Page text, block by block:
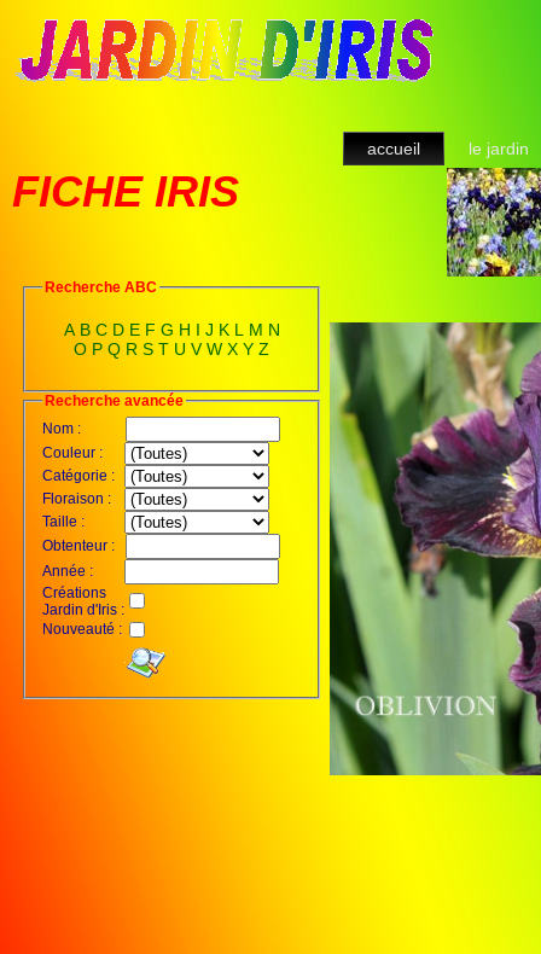
accueil le jardin
FICHE IRIS
Recherche ABC
A B C D E F G H I J K L M N
O P Q R S T U V W X Y Z
Recherche avancée
Nom :
Couleur :
Catégorie :
Floraison :
Taille :
Obtenteur :
Année :
Créations
Jardin d'Iris :
Nouveauté :